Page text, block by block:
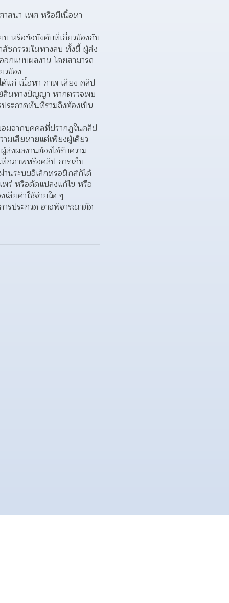
สนา เพศ หรือมีเนื้อหา
หรือข้อบังคับที่เกี่ยวข้องกับ
ชกรรมในทางลบ ทั้งนี้ ผู้ส่ง
กแบบผลงาน โดยสามารถ
วข้อง
แก่ เนื้อหา ภาพ เสียง คลิป
สินทางปัญญา หากตรวจพบ
ระกวดทันทีรวมถึงต้องเป็น
มจากบุคคลที่ปรากฏในคลิป
มเสียหายแต่เพียงผู้เดียว
งผลงานต้องได้รับความ
กภาพหรือคลิป การเก็บ
นระบบอิเล็กทรอนิกส์ก็ได้
พร่ หรือดัดแปลงแก้ไข หรือ
สียค่าใช้จ่ายใด ๆ
รประกวด อาจพิจารณาตัด